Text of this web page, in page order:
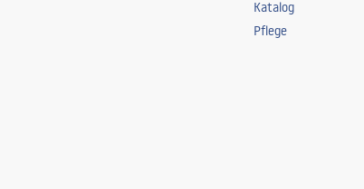
Katalog
Pflege